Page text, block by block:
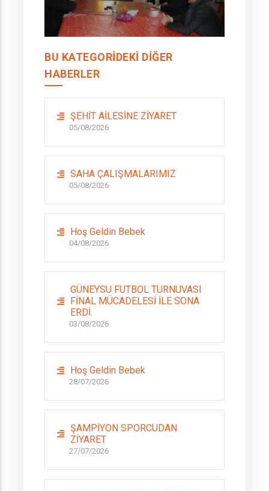
BU KATEGORIDEKI DIĞER
HABERLER
ŞEHİT AİLESİNE ZİYARET
05/08/2026
SAHA ÇALIŞMALARIMIZ
05/08/2026
Hoş Geldin Bebek
04/08/2026
GÜNEYSU FUTBOL TURNUVASI
FİNAL MÜCADELESİ İLE SONA
ERDİ.
03/08/2026
Hoş Geldin Bebek
28/07/2026
ŞAMPİYON SPORCUDAN
ZİYARET
27/07/2026